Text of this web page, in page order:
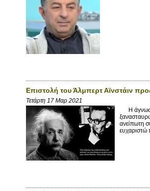
Επιστολή του Άλμπερτ Αϊνστάιν
Τετάρτη 17 Μαρ 2021
Η
ανείπωτη